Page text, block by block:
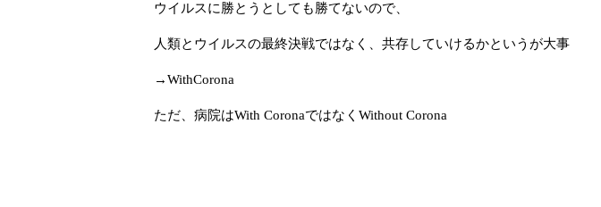
ウイルスに勝とうとしても勝てないので、
人類とウイルスの最終決戦ではなく、共存していけるかというが大事
→WithCorona
ただ、病院はWith CoronaではなくWithout Corona